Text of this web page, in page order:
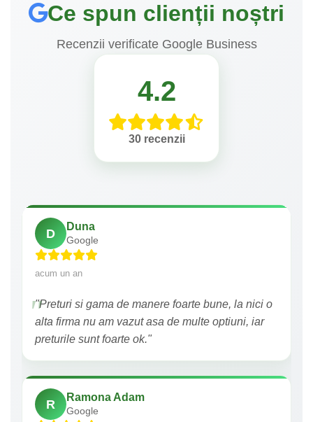
Ce spun clienții noștri
Recenzii verificate Google Business
4.2
30 recenzii
D
Duna
Google
acum un an
"Preturi si gama de manere foarte bune, la nici o
alta firma nu am vazut asa de multe optiuni, iar
preturile sunt foarte ok."
R
Ramona Adam
Google